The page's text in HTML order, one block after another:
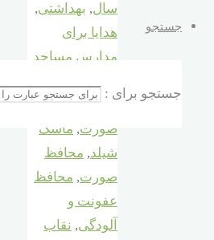
جستجو
جستجو برای :
سال, بهداشتی,
هدایا برای
مدارس مساجد
برچسب:
شیلد
صورت, ماسک
شیلد, محافظ
صورت, محافظ
عفونت و
آلودگی, نقاب